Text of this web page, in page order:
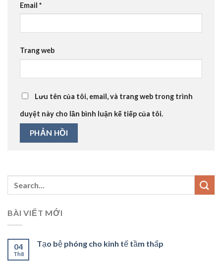
Email *
Trang web
Lưu tên của tôi, email, và trang web trong trình
duyệt này cho lần bình luận kế tiếp của tôi.
BÀI VIẾT MỚI
04
Th8
Tạo bệ phóng cho kinh tế tầm thấp